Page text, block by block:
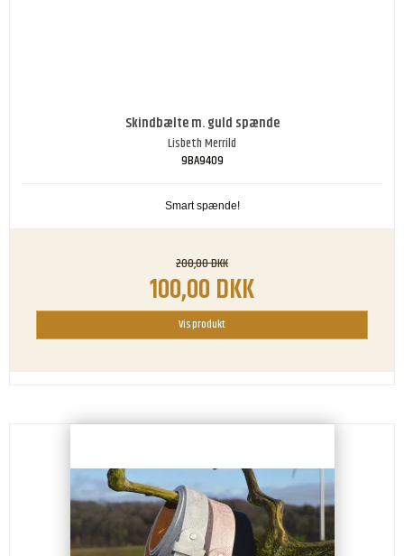
Skindbælte m. guld spænde
Lisbeth Merrild
9BA9409
Smart spænde!
200,00 DKK
100,00 DKK
Vis produkt